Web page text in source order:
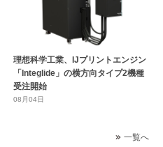
理想科学工業、IJプリントエンジン
「Integlide」の横方向タイプ2機種
受注開始
08月04日
一覧へ